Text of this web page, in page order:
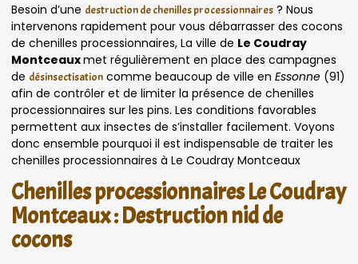
Besoin d’une destruction de chenilles processionnaires ? Nous
intervenons rapidement pour vous débarrasser des cocons
de chenilles processionnaires, La ville de Le Coudray
Montceauxmet régulièrement en place des campagnes
de désinsectisation comme beaucoup de ville en Essonne (91)
afin de contrôler et de limiter la présence de chenilles
processionnaires sur les pins. Les conditions favorables
permettent aux insectes de s’installer facilement. Voyons
donc ensemble pourquoi il est indispensable de traiter les
chenilles processionnaires à Le Coudray Montceaux
Chenilles processionnaires Le Coudray
Montceaux : Destruction nid de
cocons